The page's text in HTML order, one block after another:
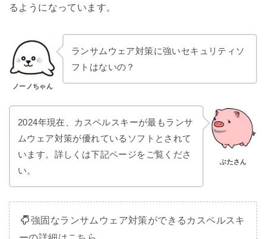
るようになっています。
ノーノちゃん
ランサムウェア対策に強いセキュリティソ
フトはないの？
2024年現在、カスペルスキーが最もランサ
ムウェア対策が優れているソフトとされて
います。詳しくは下記ページをご覧くださ
い。
ぶたさん
強固なランサムウェア対策ができるカスペルスキ